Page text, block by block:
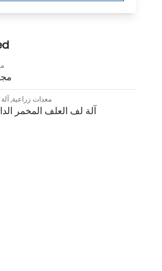
معدات زراعية,
آلة لف العلف المخمر